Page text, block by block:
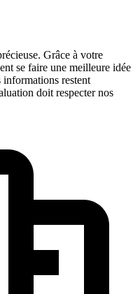
Grâce à votre
se faire une meilleure idée
restent
doit respecter nos